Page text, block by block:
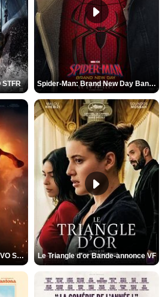
Spider-Man: Brand New Day Bande-annonce VO STFR
L'Odyssée Bande-annonce VO STFR Le Triangle d'or Bande-annonce VF